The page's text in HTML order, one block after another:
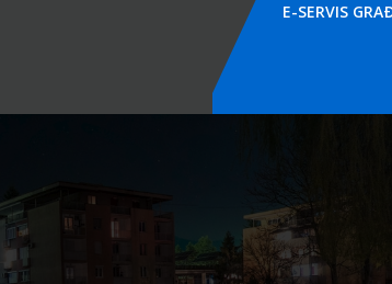
E-SERVIS